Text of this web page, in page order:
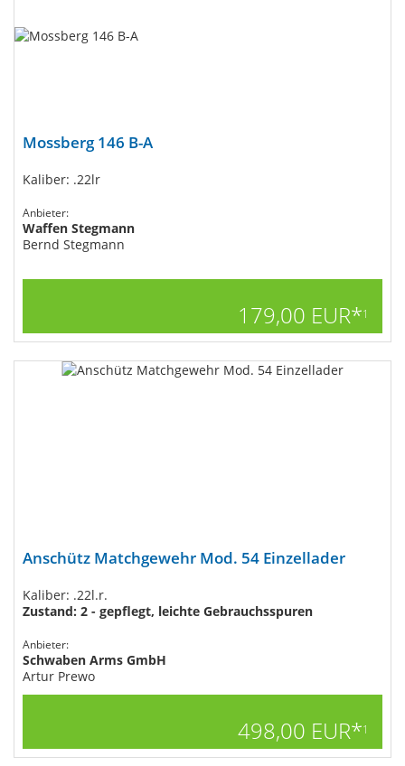
Mossberg 146 B-A
Kaliber: .22lr
Anbieter:
Waffen Stegmann
Bernd Stegmann
179,00 EUR*1
Anschütz Matchgewehr Mod. 54 Einzellader
Kaliber: .22l.r.
Zustand: 2 - gepflegt, leichte Gebrauchsspuren
Anbieter:
Schwaben Arms GmbH
Artur Prewo
498,00 EUR*1